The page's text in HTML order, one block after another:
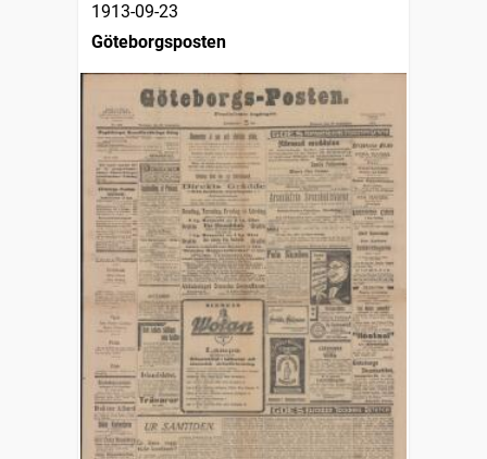
1913-09-23
Göteborgsposten